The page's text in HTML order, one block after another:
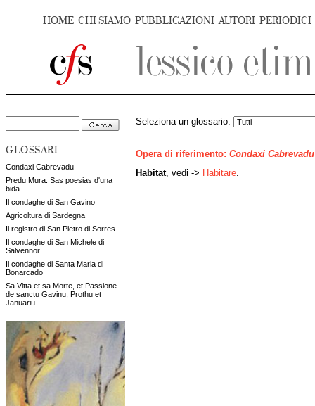
HOME CHI SIAMO PUBBLICAZIONI AUTORI PERIODICI
GLOSSARI
Condaxi Cabrevadu
Predu Mura. Sas poesias d'una
bida
Il condaghe di San Gavino
Agricoltura di Sardegna
Il registro di San Pietro di Sorres
Il condaghe di San Michele di
Salvennor
Il condaghe di Santa Maria di
Bonarcado
Sa Vitta et sa Morte, et Passione
de sanctu Gavinu, Prothu et
Januariu
Seleziona un glossario:
Opera di riferimento: Condaxi Cabrevadu
Habitat, vedi -> Habitare